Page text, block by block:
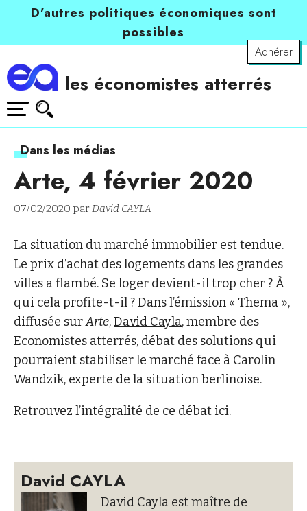
D’autres politiques économiques sont
possibles
Adhérer
les économistes atterrés
Dans les médias
Arte, 4 février 2020
07/02/2020 parDavid CAYLA
La situation du marché immobilier est tendue.
Le prix d’achat des logements dans les grandes
villes a flambé. Se loger devient-il trop cher ? À
qui cela profite-t-il ? Dans l’émission « Thema »,
diffusée surArte,David Cayla, membre des
Economistes atterrés, débat des solutions qui
pourraient stabiliser le marché face à Carolin
Wandzik, experte de la situation berlinoise.
Retrouvez l’intégralité de ce débat ici.
David CAYLA
David Cayla est maître de